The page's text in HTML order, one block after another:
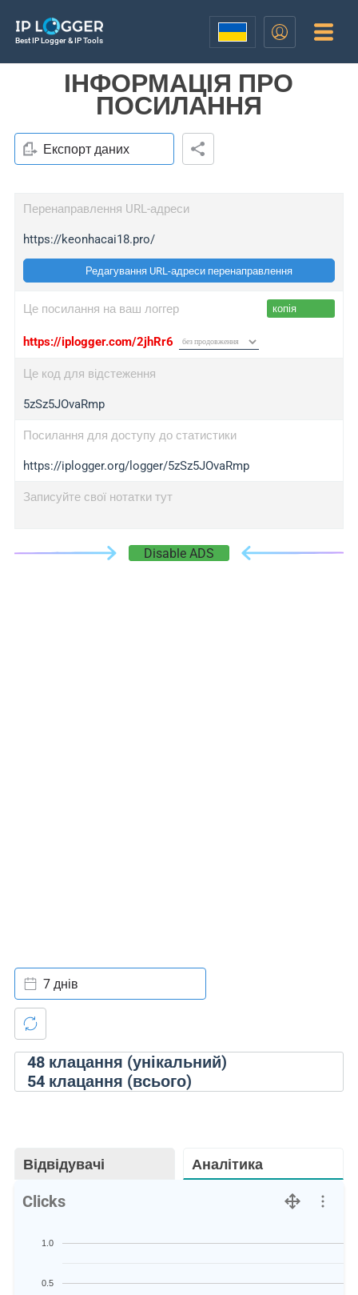
Best IP Logger & IP Tools
ІНФОРМАЦІЯ ПРО
ПОСИЛАННЯ
Експорт даних
Перенаправлення URL-адреси
https://keonhacai18.pro/
Редагування URL-адреси перенаправлення
Це посилання на ваш логгер копія
https://iplogger.com/2jhRr6
Це код для відстеження
5zSz5JOvaRmp
Посилання для доступу до статистики
https://iplogger.org/logger/5zSz5JOvaRmp
Записуйте свої нотатки тут
Disable ADS
48клацання (унікальний)
54клацання (всього)
7 днів
Відвідувачі Аналітика
Clicks
0.5
1.0